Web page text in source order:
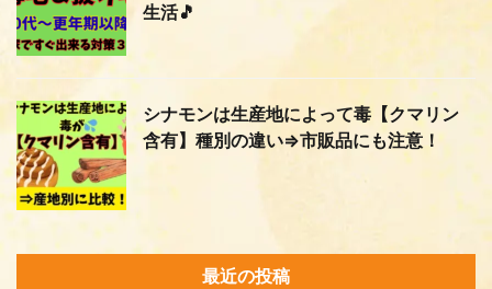
生活🎵
シナモンは生産地によって毒【クマリン
含有】種別の違い⇒市販品にも注意！
最近の投稿